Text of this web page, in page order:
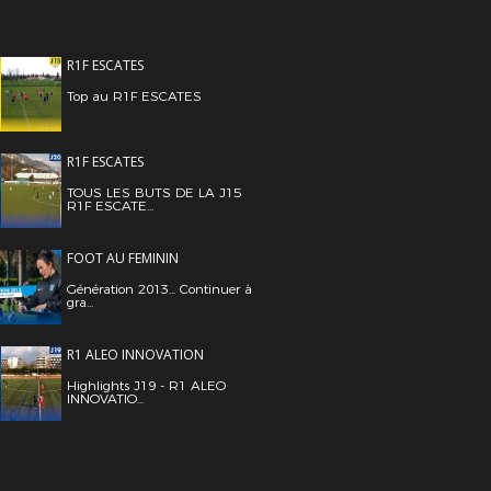
R1F ESCATES
Top au R1F ESCATES
R1F ESCATES
TOUS LES BUTS DE LA J15
R1F ESCATE...
FOOT AU FEMININ
Génération 2013... Continuer à
gra...
R1 ALEO INNOVATION
Highlights J19 - R1 ALEO
INNOVATIO...